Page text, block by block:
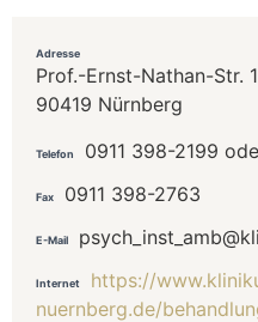
Adresse
Prof.-Ernst-Nathan-Str. 1
90419 Nürnberg
Telefon 0911 398-2199
Fax 0911 398-2763
E-Mail
Internet
https://
nuernberg.de/